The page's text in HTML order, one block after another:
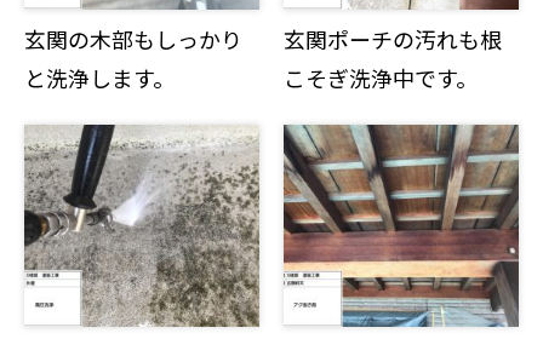
玄関の木部もしっかり
と洗浄します。
玄関ポーチの汚れも根
こそぎ洗浄中です。